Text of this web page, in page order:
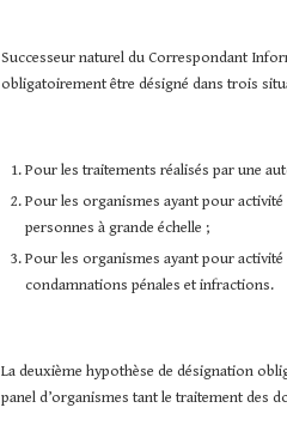
Successeur naturel du Correspondant
obligatoirement être désigné dans trois
Pour les traitements réalisés par une
Pour les organismes ayant pour
personnes à grande échelle ;
Pour les organismes ayant pour activité
condamnations pénales et infractions.
La deuxième hypothèse de désignation
panel d’organismes tant le traitement des